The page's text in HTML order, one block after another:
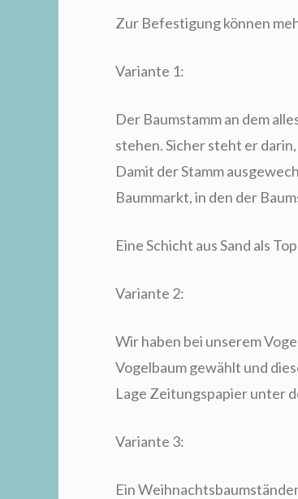
Zur Befestigung können
Variante 1:
Der Baumstamm an dem
stehen. Sicher steht er
Damit der Stamm
Baummarkt, in den der
Eine Schicht aus Sand als
Variante 2:
Wir haben bei unserem
Vogelbaum gewählt und
Lage Zeitungspapier unter
Variante 3:
Ein